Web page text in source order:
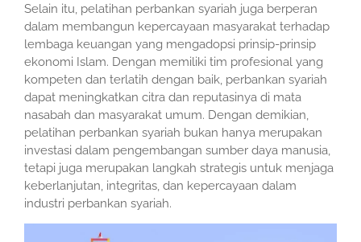
Selain itu, pelatihan perbankan syariah juga berperan
dalam membangun kepercayaan masyarakat terhadap
lembaga keuangan yang mengadopsi prinsip-prinsip
ekonomi Islam. Dengan memiliki tim profesional yang
kompeten dan terlatih dengan baik, perbankan syariah
dapat meningkatkan citra dan reputasinya di mata
nasabah dan masyarakat umum. Dengan demikian,
pelatihan perbankan syariah bukan hanya merupakan
investasi dalam pengembangan sumber daya manusia,
tetapi juga merupakan langkah strategis untuk menjaga
keberlanjutan, integritas, dan kepercayaan dalam
industri perbankan syariah.